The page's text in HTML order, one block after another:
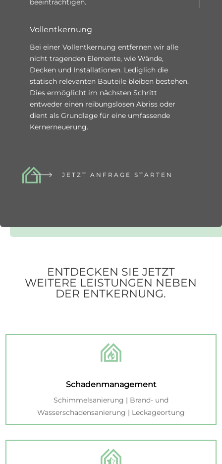
beeinträchtigen.
Vollentkernung
Bei einer Vollentkernung entfernen wir alle
nicht tragenden Elemente, wie Wände,
Decken und Installationen. Lediglich die
statisch relevanten Bauteile bleiben bestehen.
Dies ermöglicht im nächsten Schritt
entweder einen reibungslosen Abriss oder
dient als Grundlage für eine umfassende
Kernerneuerung.
JETZT ANFRAGE STARTEN
ENTDECKEN SIE JETZT
WEITERE LEISTUNGEN NEBEN
DER ENTKERNUNG.
Schadenmanagement
Schimmelsanierung | Brand- und
Wasserschadensanierung | Leckageortung